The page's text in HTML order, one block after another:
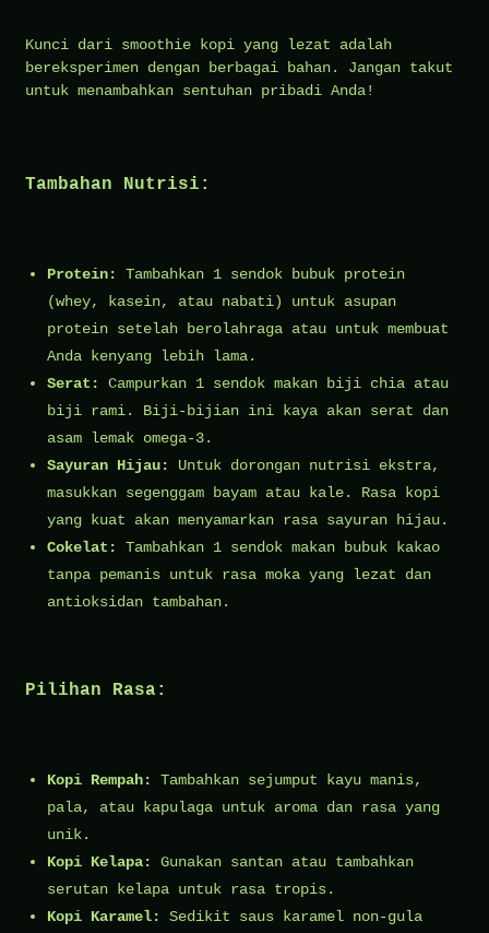
Kunci dari smoothie kopi yang lezat adalah
bereksperimen dengan berbagai bahan. Jangan takut
untuk menambahkan sentuhan pribadi Anda!
Tambahan Nutrisi:
Protein:
Tambahkan 1 sendok bubuk protein
(whey, kasein, atau nabati) untuk asupan
protein setelah berolahraga atau untuk membuat
Anda kenyang lebih lama.
Serat:
Campurkan 1 sendok makan biji chia atau
biji rami. Biji-bijian ini kaya akan serat dan
asam lemak omega-3.
Sayuran Hijau:
Untuk dorongan nutrisi ekstra,
masukkan segenggam bayam atau kale. Rasa kopi
yang kuat akan menyamarkan rasa sayuran hijau.
Cokelat:
Tambahkan 1 sendok makan bubuk kakao
tanpa pemanis untuk rasa moka yang lezat dan
antioksidan tambahan.
Pilihan Rasa:
Kopi Rempah:
Tambahkan sejumput kayu manis,
pala, atau kapulaga untuk aroma dan rasa yang
unik.
Kopi Kelapa:
Gunakan santan atau tambahkan
serutan kelapa untuk rasa tropis.
Kopi Karamel:
Sedikit saus karamel non-gula